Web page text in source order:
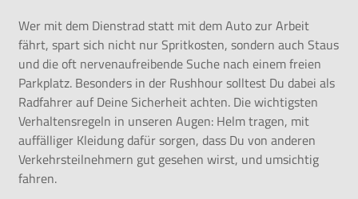
Wer mit dem Dienstrad statt mit dem Auto zur Arbeit
fährt, spart sich nicht nur Spritkosten, sondern auch Staus
und die oft nervenaufreibende Suche nach einem freien
Parkplatz. Besonders in der Rushhour solltest Du dabei als
Radfahrer auf Deine Sicherheit achten. Die wichtigsten
Verhaltensregeln in unseren Augen: Helm tragen, mit
auffälliger Kleidung dafür sorgen, dass Du von anderen
Verkehrsteilnehmern gut gesehen wirst, und umsichtig
fahren.